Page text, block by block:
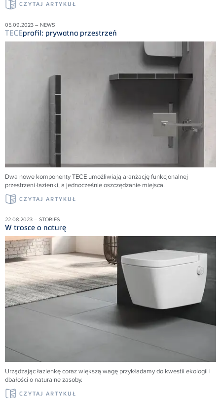
CZYTAJ ARTYKUŁ
05.09.2023 – NEWS
TECEprofil: prywatna przestrzeń
Dwa nowe komponenty TECE umożliwiają aranżację funkcjonalnej
przestrzeni łazienki, a jednocześnie oszczędzanie miejsca.
CZYTAJ ARTYKUŁ
22.08.2023 – STORIES
W trosce o naturę
Urządzając łazienkę coraz większą wagę przykładamy do kwestii ekologii i
dbałości o naturalne zasoby.
CZYTAJ ARTYKUŁ